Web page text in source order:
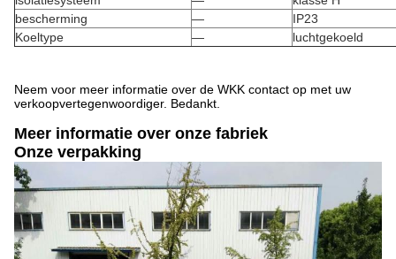
bescherming
—
IP23
Koeltype
— luchtgekoeld
Neem voor meer informatie over de WKK contact op met uw
verkoopvertegenwoordiger. Bedankt.
Meer informatie over onze fabriek
Onze verpakking